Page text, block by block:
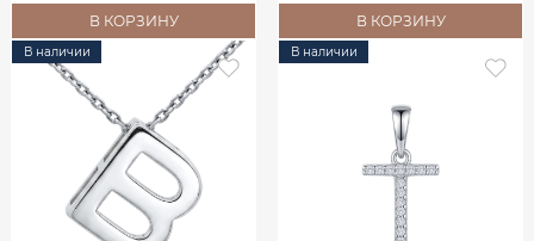
В КОРЗИНУ В КОРЗИНУ
В наличии В наличии